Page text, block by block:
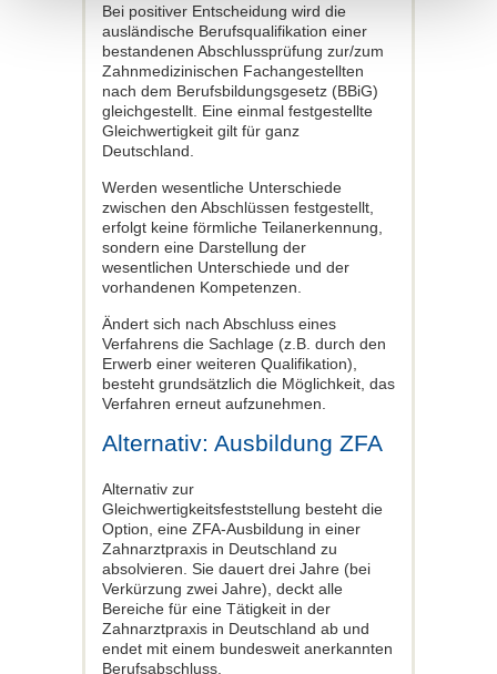
Bei positiver Entscheidung wird die
ausländische Berufsqualifikation einer
bestandenen Abschlussprüfung zur/zum
Zahnmedizinischen Fachangestellten
nach dem Berufsbildungsgesetz (BBiG)
gleichgestellt. Eine einmal festgestellte
Gleichwertigkeit gilt für ganz
Deutschland.
Werden wesentliche Unterschiede
zwischen den Abschlüssen festgestellt,
erfolgt keine förmliche Teilanerkennung,
sondern eine Darstellung der
wesentlichen Unterschiede und der
vorhandenen Kompetenzen.
Ändert sich nach Abschluss eines
Verfahrens die Sachlage (z.B. durch den
Erwerb einer weiteren Qualifikation),
besteht grundsätzlich die Möglichkeit, das
Verfahren erneut aufzunehmen.
Alternativ: Ausbildung ZFA
Alternativ zur
Gleichwertigkeitsfeststellung besteht die
Option, eine ZFA-Ausbildung in einer
Zahnarztpraxis in Deutschland zu
absolvieren. Sie dauert drei Jahre (bei
Verkürzung zwei Jahre), deckt alle
Bereiche für eine Tätigkeit in der
Zahnarztpraxis in Deutschland ab und
endet mit einem bundesweit anerkannten
Berufsabschluss.